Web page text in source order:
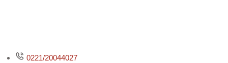
0221/20044027